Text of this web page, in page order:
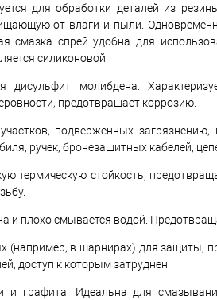
для обработки деталей из
от влаги и пыли.
смазка спрей удобна для
силиконовой.
дисульфит молибдена.
предотвращает коррозию.
подверженных загрязнению,
ручек, бронезащитных кабелей,
термическую стойкость,
и плохо смывается водой.
(например, в шарнирах) для защиты,
доступ к которым затруднен.
и графита. Идеальна для